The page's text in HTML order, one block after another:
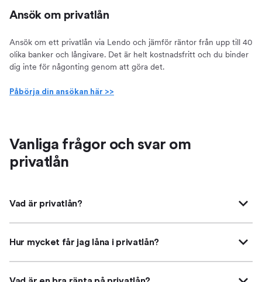
Ansök om privatlån
Ansök om ett privatlån via Lendo och jämför räntor från upp till 40
olika banker och långivare. Det är helt kostnadsfritt och du binder
dig inte för någonting genom att göra det.
Påbörja din ansökan här >>
Vanliga frågor och svar om
privatlån
Vad är privatlån?
Hur mycket får jag låna i privatlån?